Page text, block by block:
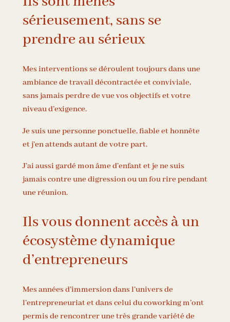
sérieusement, sans se
prendre au sérieux
Mes interventions se déroulent toujours dans une
ambiance de travail décontractée et conviviale,
sans jamais perdre de vue vos objectifs et votre
niveau d’exigence.
Je suis une personne ponctuelle, fiable et honnête
et j’en attends autant de votre part.
J’ai aussi gardé mon âme d’enfant et je ne suis
jamais contre une digression ou un fou rire pendant
une réunion.
Ils vous donnent accès à un
écosystème dynamique
d’entrepreneurs
Mes années d’immersion dans l’univers de
l’entrepreneuriat et dans celui du coworking m’ont
permis de rencontrer une très grande variété de